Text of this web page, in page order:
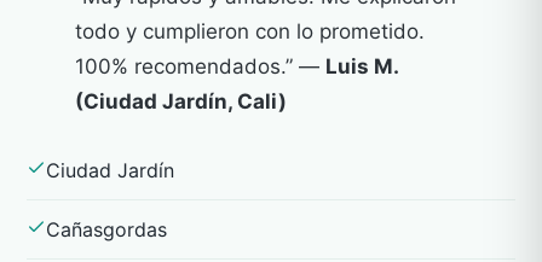
todo y cumplieron con lo prometido.
100% recomendados.” — Luis M.
(Ciudad Jardín, Cali)
Ciudad Jardín
Cañasgordas